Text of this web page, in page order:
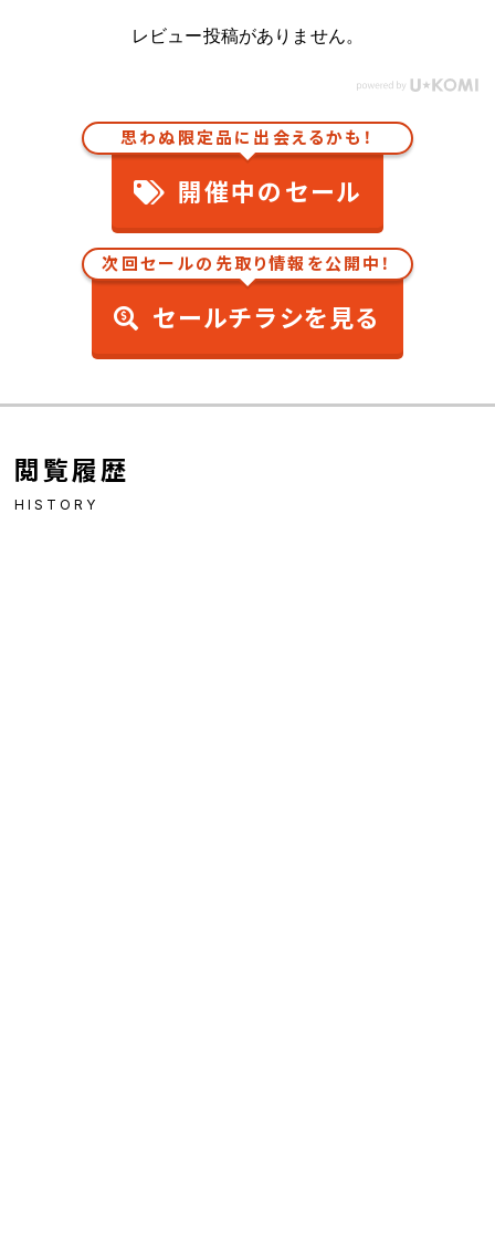
レビュー投稿がありません。
思わぬ限定品に出会えるかも！
開催中のセール
次回セールの先取り情報を公開中！
セールチラシを見る
閲覧履歴
HISTORY